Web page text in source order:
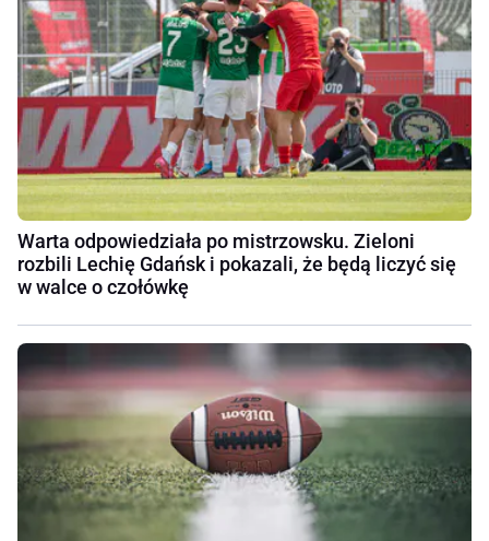
Warta odpowiedziała po mistrzowsku. Zieloni
rozbili Lechię Gdańsk i pokazali, że będą liczyć się
w walce o czołówkę